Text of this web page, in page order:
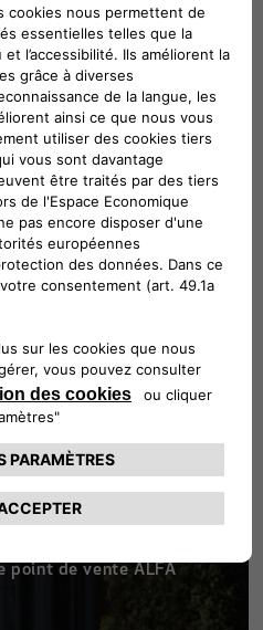
un service en ligne qui
gratuitement une
votre véhicule.
ALFA
DANS
VÉHICULE
de vente ALFA